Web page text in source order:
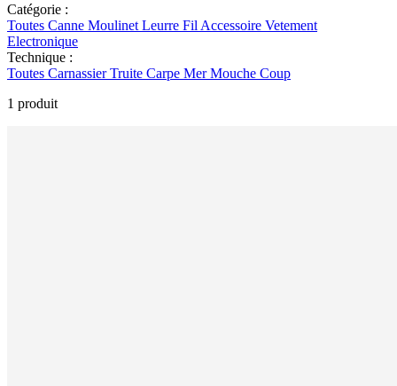
Catégorie :
Toutes Canne Moulinet Leurre Fil Accessoire Vetement
Electronique
Technique :
Toutes CarnassierTruite Carpe MerMouche Coup
1 produit